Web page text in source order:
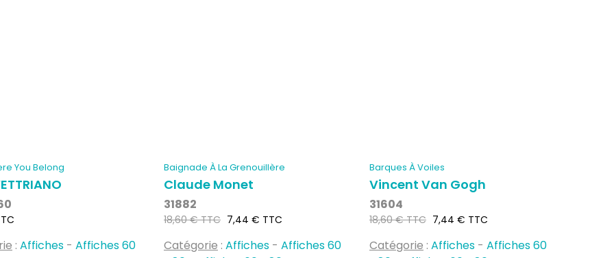
You Belong
: Affiches - Affiches 60
Baignade À La Grenouillère
Claude Monet
31882
Prix
18,60 € TTC Prix
7,44 € TTC
Catégorie : Affiches- Affiches 60
Barques À Voiles
Vincent Van Gogh
31604
Prix
18,60 € TTC Prix
7,44 € TTC
Catégorie : Affiches- Affiches 60